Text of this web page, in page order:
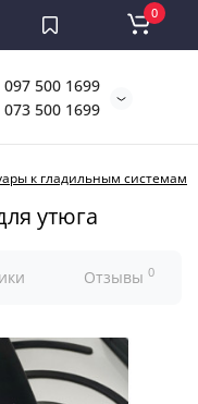
097 500 1699
073 500 1699
0
к гладильным системам
утюга
Отзывы 0